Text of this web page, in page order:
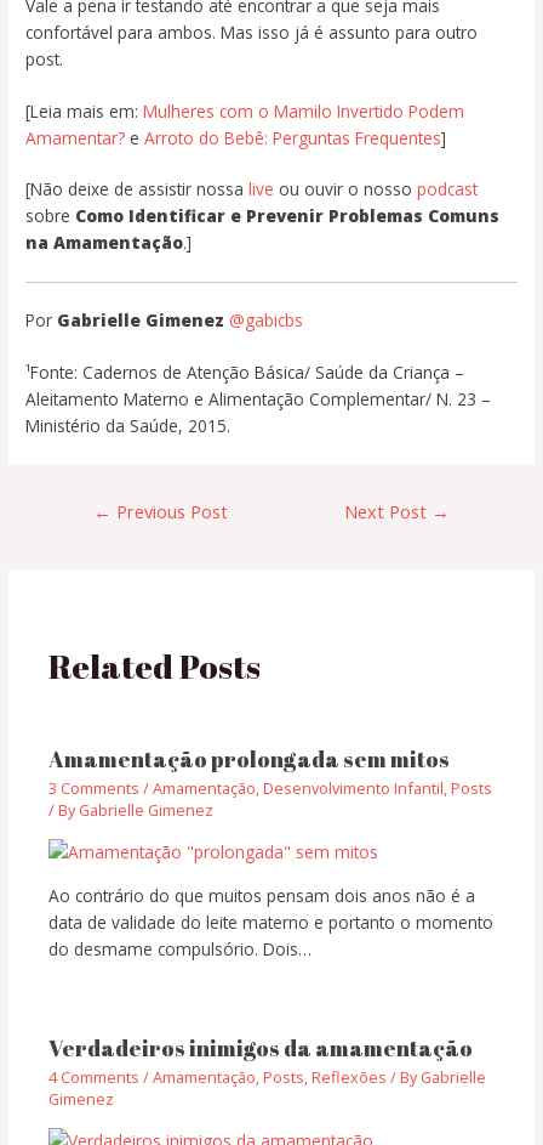
Vale a pena ir testando até encontrar a que seja mais
confortável para ambos. Mas isso já é assunto para outro
post.
[Leia mais em:Mulheres com o Mamilo Invertido Podem
Amamentar? eArroto do Bebê: Perguntas Frequentes]
[Não deixe de assistir nossalive ou ouvir o nossopodcast
sobre Como Identificar e Prevenir Problemas Comuns
na Amamentação.]
Por Gabrielle Gimenez @gabicbs
¹Fonte: Cadernos de Atenção Básica/ Saúde da Criança –
Aleitamento Materno e Alimentação Complementar/ N. 23 –
Ministério da Saúde, 2015.
← Previous Post Next Post →
Related Posts
Amamentação prolongada sem mitos
3 Comments /Amamentação, Desenvolvimento Infantil, Posts
/ ByGabrielle Gimenez
Ao contrário do que muitos pensam dois anos não é a
data de validade do leite materno e portanto o momento
do desmame compulsório. Dois…
Verdadeiros inimigos da amamentação
4 Comments /Amamentação, Posts, Reflexões / ByGabrielle
Gimenez